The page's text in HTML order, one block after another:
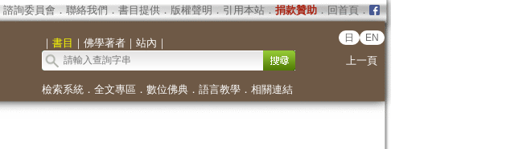
諮詢委員會． 聯絡我們 ． 書目提供． 版權聲明 ． 引用本站． 捐款贊助．回首頁．
｜ 書目 ｜ 佛學著者｜ 站內 ｜ 日 EN
上一頁
檢索系統． 全文專區 ． 數位佛典． 語言教學． 相關連結